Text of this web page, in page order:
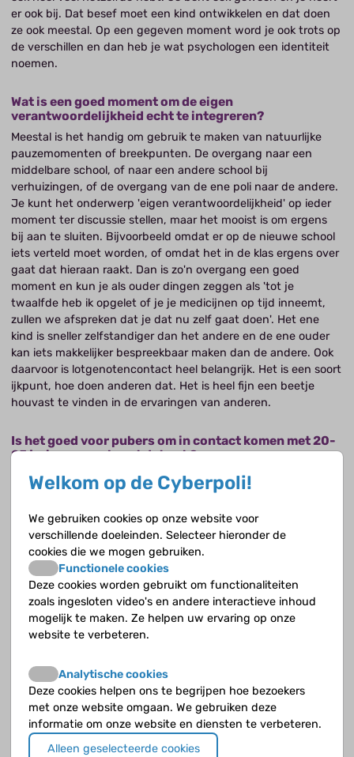
er ook bij. Dat besef moet een kind ontwikkelen en dat doen
ze ook meestal. Op een gegeven moment word je ook trots op
de verschillen en dan heb je wat psychologen een identiteit
noemen.
Wat is een goed moment om de eigen
verantwoordelijkheid echt te integreren?
Meestal is het handig om gebruik te maken van natuurlijke
pauzemomenten of breekpunten. De overgang naar een
middelbare school, of naar een andere school bij
verhuizingen, of de overgang van de ene poli naar de andere.
Je kunt het onderwerp 'eigen verantwoordelijkheid' op ieder
moment ter discussie stellen, maar het mooist is om ergens
bij aan te sluiten. Bijvoorbeeld omdat er op de nieuwe school
iets verteld moet worden, of omdat het in de klas ergens over
gaat dat hieraan raakt. Dan is zo'n overgang een goed
moment en kun je als ouder dingen zeggen als 'tot je
twaalfde heb ik opgelet of je je medicijnen op tijd inneemt,
zullen we afspreken dat je dat nu zelf gaat doen'. Het ene
kind is sneller zelfstandiger dan het andere en de ene ouder
kan iets makkelijker bespreekbaar maken dan de andere. Ook
daarvoor is lotgenotencontact heel belangrijk. Het is een soort
ijkpunt, hoe doen anderen dat. Het is heel fijn een beetje
houvast te vinden in de ervaringen van anderen.
Is het goed voor pubers om in contact komen met 20-
25 jarigen en gebeurt dat ook?
Het gebeurt soms, weinig gestructureerd dat wel. Het raakt
een beetje aan de letterlijke betekenis van voorlichting, met
problemen je tegen gaat komen op je pad. Soms kan dat veel
wijsheid opleveren, ook omdat middelbareschoolkinderen een
beetje opkijken naar studenten. Dat zijn hun rolmodellen, niet
hun ouders. Andersom vinden jongeren die met dezelfde
dingen geworsteld hebben het ook vaak heel prettig om van
betekenis te zijn voor jongere kinderen in dezelfde situatie.
Het mes snijdt aan twee kanten. Als je zelf iets wilt leren,
moet je er les in geven. Het zou mooi zijn om dit idee van
van hemofiliekampen. Zodat we daar, net zoals in de sport of
theaterwereld, iconen hebben. Het is fantastisch als een
twintiger met hemofilie kan laten zien dat hij met dezelfde
dingen geworsteld heeft en toch iets van zijn leven heeft
weten te maken.
Welkom op de Cyberpoli!
We gebruiken cookies op onze website voor
verschillende doeleinden. Selecteer hieronder de
cookies die we mogen gebruiken.
Functionele cookies
Deze cookies worden gebruikt om functionaliteiten
zoals ingesloten video's en andere interactieve inhoud
mogelijk te maken. Ze helpen uw ervaring op onze
website te verbeteren.
Analytische cookies
Deze cookies helpen ons te begrijpen hoe bezoekers
met onze website omgaan. We gebruiken deze
informatie om onze website en diensten te verbeteren.
Alleen geselecteerde cookies